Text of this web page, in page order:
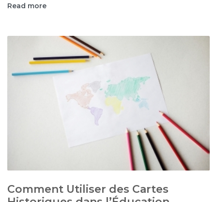
Read more
Comment Utiliser des Cartes